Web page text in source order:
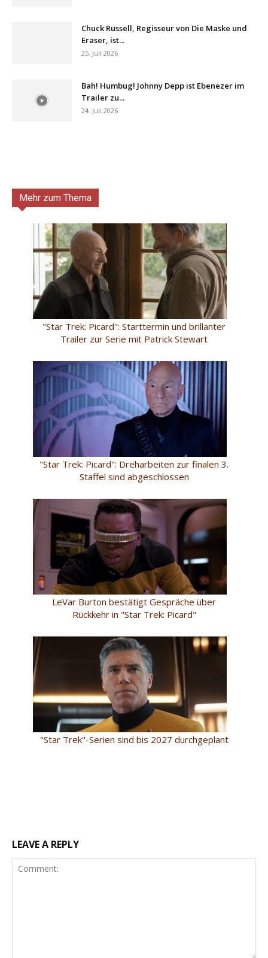
Chuck Russell, Regisseur von Die Maske und
Eraser, ist...
25. Juli 2026
Bah! Humbug! Johnny Depp ist Ebenezer im
Trailer zu...
24. Juli 2026
Mehr zum Thema
"Star Trek: Picard": Starttermin und brillanter
Trailer zur Serie mit Patrick Stewart
"Star Trek: Picard": Dreharbeiten zur finalen 3.
Staffel sind abgeschlossen
LeVar Burton bestätigt Gespräche über
Rückkehr in "Star Trek: Picard"
"Star Trek"-Serien sind bis 2027 durchgeplant
LEAVE A REPLY